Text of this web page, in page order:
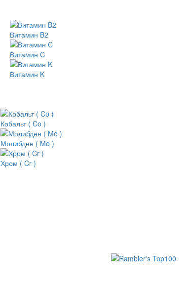
Витамин B2
Витамин C
Витамин K
Кобальт ( Co )
Молибден ( Mo )
Хром ( Cr )